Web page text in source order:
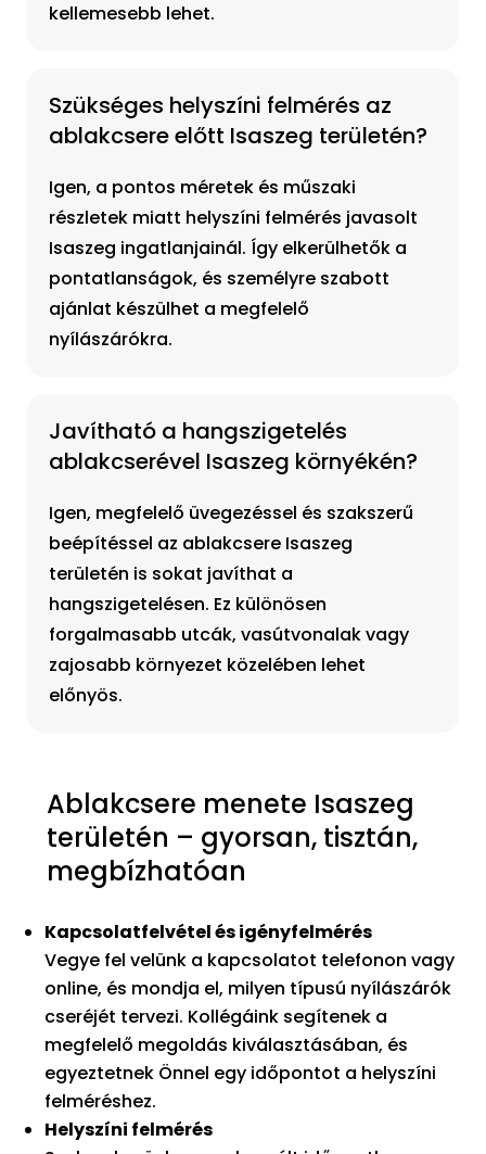
kellemesebb lehet.
Szükséges helyszíni felmérés az
ablakcsere előtt Isaszeg területén?
Igen, a pontos méretek és műszaki
részletek miatt helyszíni felmérés javasolt
Isaszeg ingatlanjainál. Így elkerülhetők a
pontatlanságok, és személyre szabott
ajánlat készülhet a megfelelő
nyílászárókra.
Javítható a hangszigetelés
ablakcserével Isaszeg környékén?
Igen, megfelelő üvegezéssel és szakszerű
beépítéssel az ablakcsere Isaszeg
területén is sokat javíthat a
hangszigetelésen. Ez különösen
forgalmasabb utcák, vasútvonalak vagy
zajosabb környezet közelében lehet
előnyös.
Ablakcsere menete Isaszeg
területén – gyorsan, tisztán,
megbízhatóan
Kapcsolatfelvétel és igényfelmérés
Vegye fel velünk a kapcsolatot telefonon vagy
online, és mondja el, milyen típusú nyílászárók
cseréjét tervezi. Kollégáink segítenek a
megfelelő megoldás kiválasztásában, és
egyeztetnek Önnel egy időpontot a helyszíni
felméréshez.
Helyszíni felmérés